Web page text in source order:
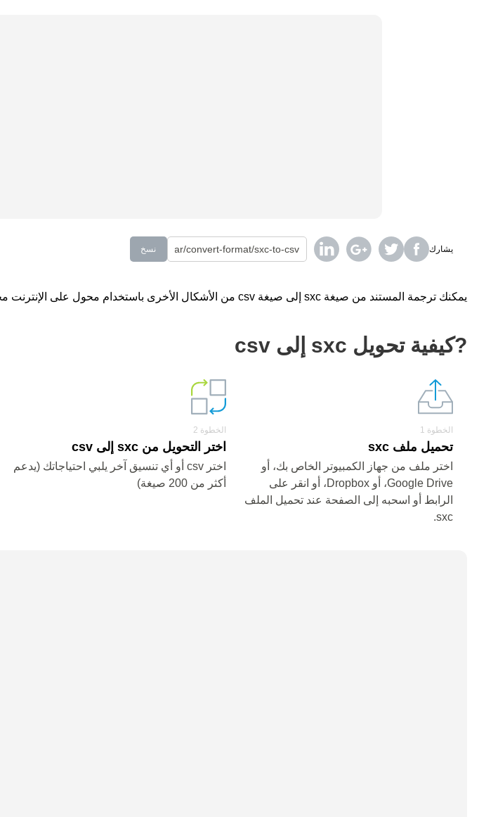
يشارك نسخ
يمكنك ترجمة المستند من صيغة sxc إلى صيغة csv من الأشكال الأخرى باستخدام محول على الإنترنت مجانا.
?كيفية تحويل sxc إلى csv
الخطوة 1
تحميل ملف sxc
اختر ملف من جهاز الكمبيوتر الخاص بك، أو
Google Drive، أو Dropbox، أو انقر على
الرابط أو اسحبه إلى الصفحة عند تحميل الملف
sxc.
الخطوة 2
اختر التحويل من sxc إلى csv
اختر csv أو أي تنسيق آخر يلبي احتياجاتك (يدعم
أكثر من 200 صيغة)